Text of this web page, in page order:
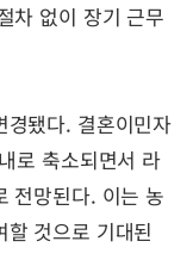
차 없이 장기 근무
경됐다. 결혼이민자
로 축소되면서 라
전망된다. 이는 농
것으로 기대된